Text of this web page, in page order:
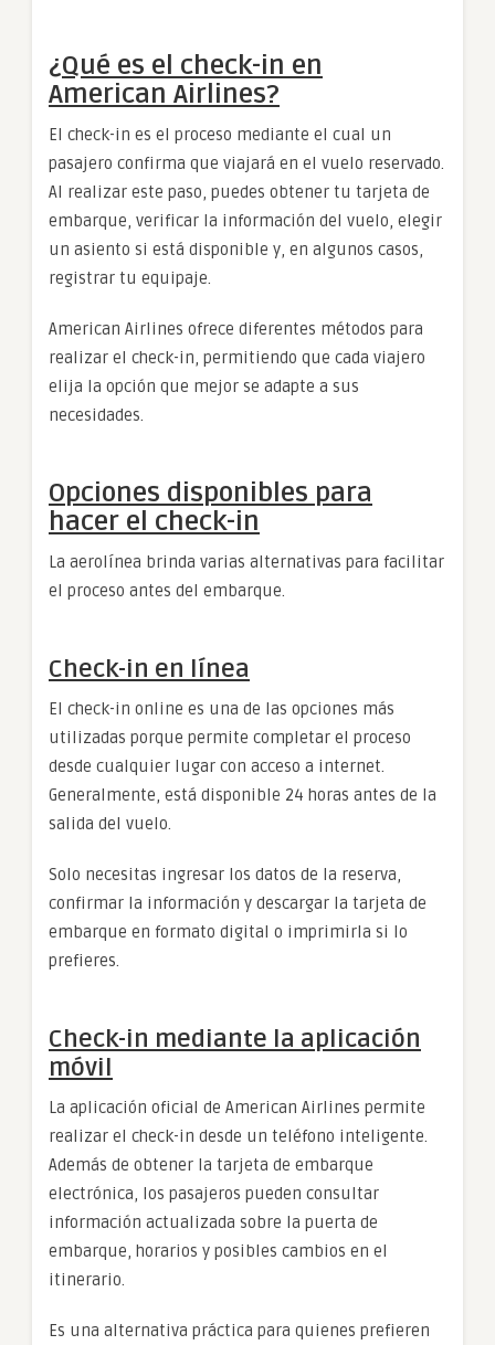
¿Qué es el check-in en
American Airlines?
El check-in es el proceso mediante el cual un
pasajero confirma que viajará en el vuelo reservado.
Al realizar este paso, puedes obtener tu tarjeta de
embarque, verificar la información del vuelo, elegir
un asiento si está disponible y, en algunos casos,
registrar tu equipaje.
American Airlines ofrece diferentes métodos para
realizar el check-in, permitiendo que cada viajero
elija la opción que mejor se adapte a sus
necesidades.
Opciones disponibles para
hacer el check-in
La aerolínea brinda varias alternativas para facilitar
el proceso antes del embarque.
Check-in en línea
El check-in online es una de las opciones más
utilizadas porque permite completar el proceso
desde cualquier lugar con acceso a internet.
Generalmente, está disponible 24 horas antes de la
salida del vuelo.
Solo necesitas ingresar los datos de la reserva,
confirmar la información y descargar la tarjeta de
embarque en formato digital o imprimirla si lo
prefieres.
Check-in mediante la aplicación
móvil
La aplicación oficial de American Airlines permite
realizar el check-in desde un teléfono inteligente.
Además de obtener la tarjeta de embarque
electrónica, los pasajeros pueden consultar
información actualizada sobre la puerta de
embarque, horarios y posibles cambios en el
itinerario.
Es una alternativa práctica para quienes prefieren